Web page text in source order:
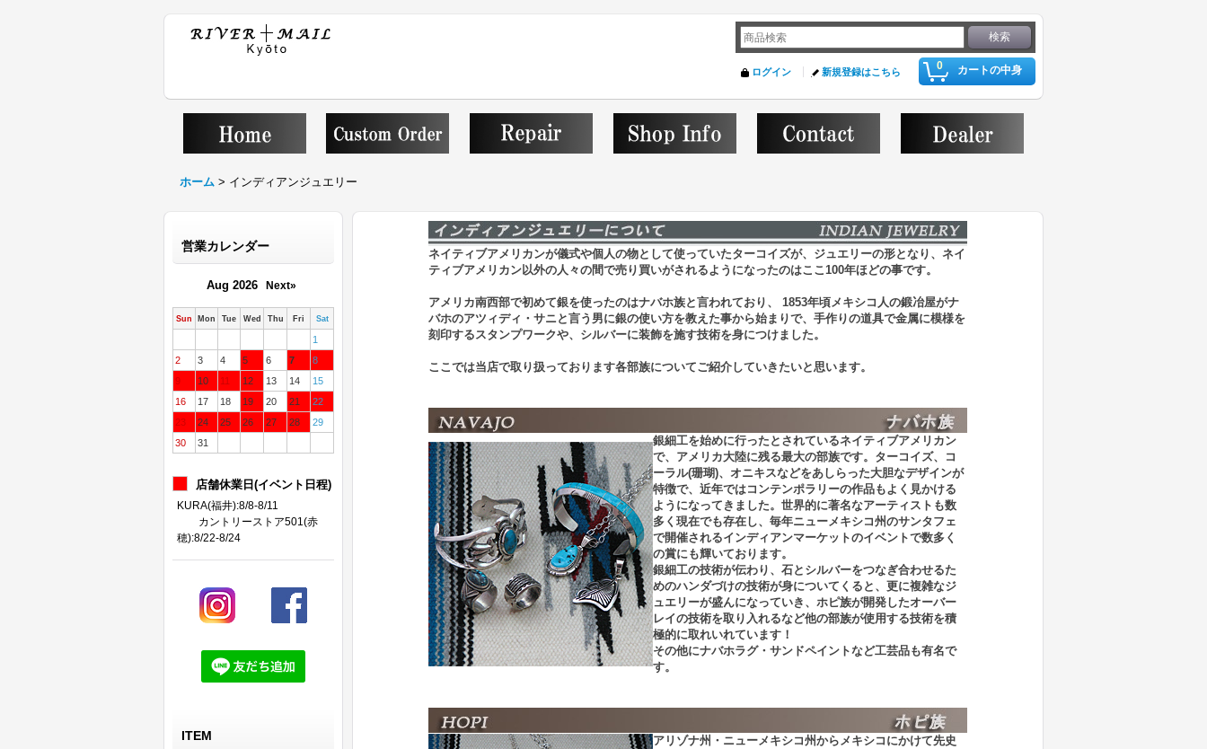
0 カートの中身
ログイン 新規登録はこちら
ホーム > インディアンジュエリー
営業カレンダー
Aug 2026 Next»
Sun Mon Tue Wed Thu Fri Sat
1
2
3 4 5 6 7
8
9
10 11 12 13 14
15
16
17 18 19 20 21
22
23
24 25 26 27 28
29
30
31
店舗休業日(イベント日程)
KURA(福井):8/8-8/11
カントリーストア501(赤
穂):8/22-8/24
ITEM
ネイティブアメリカンが儀式や個人の物として使っていたターコイズが、ジュエリーの形となり、ネイ
ティブアメリカン以外の人々の間で売り買いがされるようになったのはここ100年ほどの事です。
アメリカ南西部で初めて銀を使ったのはナバホ族と言われており、 1853年頃メキシコ人の鍛冶屋がナ
バホのアツィディ・サニと言う男に銀の使い方を教えた事から始まりで、手作りの道具で金属に模様を
刻印するスタンプワークや、シルバーに装飾を施す技術を身につけました。
ここでは当店で取り扱っております各部族についてご紹介していきたいと思います。
銀細工を始めに行ったとされているネイティブアメリカン
で、アメリカ大陸に残る最大の部族です。ターコイズ、コ
ーラル(珊瑚)、オニキスなどをあしらった大胆なデザインが
特徴で、近年ではコンテンポラリーの作品もよく見かける
ようになってきました。世界的に著名なアーティストも数
多く現在でも存在し、毎年ニューメキシコ州のサンタフェ
で開催されるインディアンマーケットのイベントで数多く
の賞にも輝いております。
銀細工の技術が伝わり、石とシルバーをつなぎ合わせるた
めのハンダづけの技術が身についてくると、更に複雑なジ
ュエリーが盛んになっていき、ホピ族が開発したオーバー
レイの技術を取り入れるなど他の部族が使用する技術を積
極的に取れいれています！
その他にナバホラグ・サンドペイントなど工芸品も有名で
す。
アリゾナ州・ニューメキシコ州からメキシコにかけて先史